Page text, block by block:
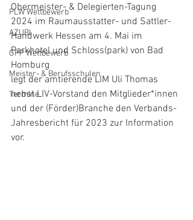
PLW Wettbewerb
AZUBI
GPP Wettbewerb
Meister- & Berufsschulen
Termine
Obermeister- & Delegierten-Tagung
2024 im Raumausstatter- und Sattler-
Handwerk Hessen am 4. Mai im
Parkhotel und Schloss(park) von Bad
Homburg
legt der amtierende LIM Uli Thomas
nebst LIV-Vorstand den Mitglieder*innen
und der (Förder)Branche den Verbands-
Jahresbericht für 2023 zur Information
vor.